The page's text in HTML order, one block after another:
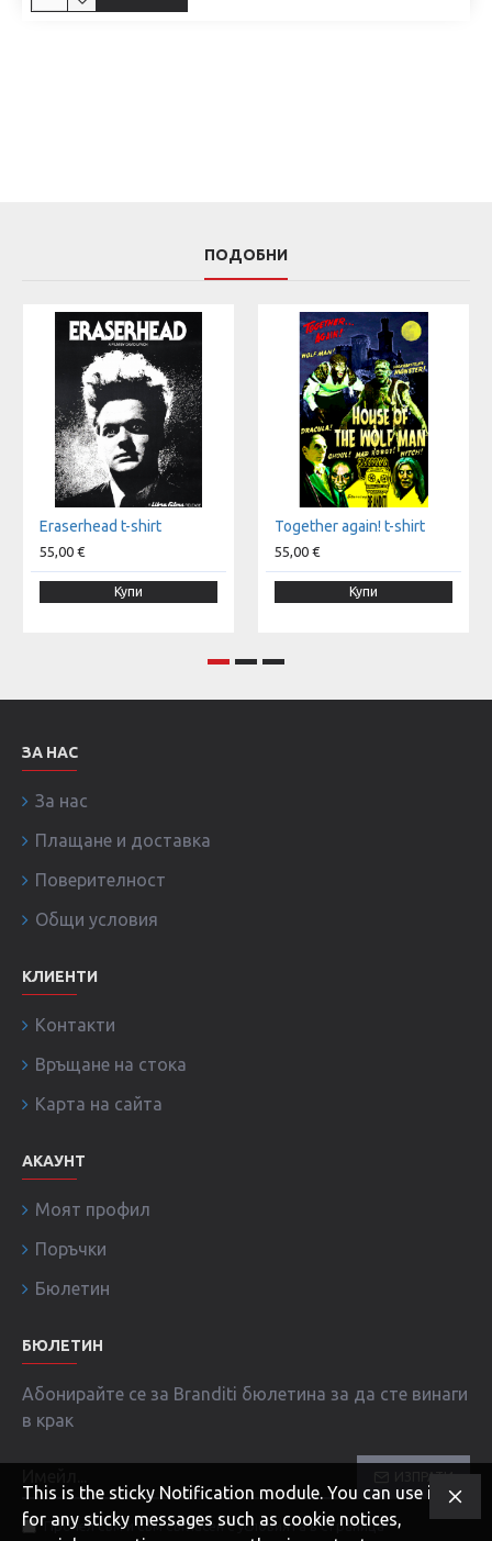
ПОДОБНИ
Eraserhead t-shirt
55,00 €
Купи
Together again! t-shirt
55,00 €
Купи
ЗА НАС
За нас
Плащане и доставка
Поверителност
Общи условия
КЛИЕНТИ
Контакти
Връщане на стока
Карта на сайта
АКАУНТ
Моят профил
Поръчки
Бюлетин
БЮЛЕТИН
Абонирайте се за Branditi бюлетина за да сте винаги
в крак
ИЗПРАТИ
Прочел съм и съм съгласен с условията в страница
This is the sticky Notification module. You can use it
for any sticky messages such as cookie notices,